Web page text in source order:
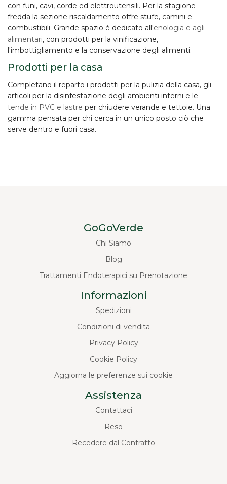
con funi, cavi, corde ed elettroutensili. Per la stagione
fredda la sezione riscaldamento offre stufe, camini e
combustibili. Grande spazio è dedicato all'enologia e agli
alimentari, con prodotti per la vinificazione,
l'imbottigliamento e la conservazione degli alimenti.
Prodotti per la casa
Completano il reparto i prodotti per la pulizia della casa, gli
articoli per la disinfestazione degli ambienti interni e le
tende in PVC e lastre per chiudere verande e tettoie. Una
gamma pensata per chi cerca in un unico posto ciò che
serve dentro e fuori casa.
GoGoVerde
Chi Siamo
Blog
Trattamenti Endoterapici su Prenotazione
Informazioni
Spedizioni
Condizioni di vendita
Privacy Policy
Cookie Policy
Aggiorna le preferenze sui cookie
Assistenza
Contattaci
Reso
Recedere dal Contratto